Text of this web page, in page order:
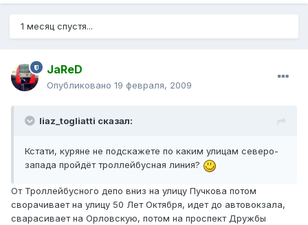
1 месяц спустя...
JaReD
Опубликовано 19 февраля, 2009
liaz_togliatti сказал:
Кстати, куряне не подскажете по каким улицам северо-
запада пройдёт троллейбусная линия?
От Троллейбусного депо вниз на улицу Пучкова потом
сворачивает на улицу 50 Лет Октября, идет до автовокзала,
сварасивает на Орловскую, потом на проспект Дружбы